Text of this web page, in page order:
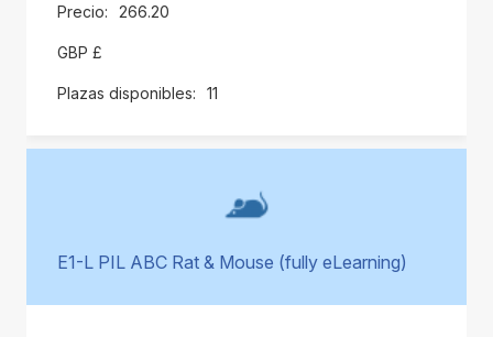
266.20
GBP £
11
E1-L PIL ABC Rat & Mouse (fully eLearning)